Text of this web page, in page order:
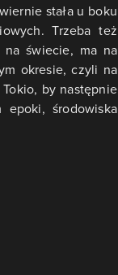
stała u boku
Trzeba też
na świecie, ma na
okresie, czyli na
by następnie
środowiska